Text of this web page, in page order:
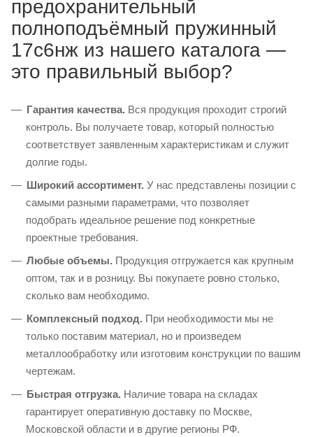
предохранительный
полноподъёмный пружинный
17с6нж из нашего каталога —
это правильный выбор?
Гарантия качества. Вся продукция проходит строгий
контроль. Вы получаете товар, который полностью
соответствует заявленным характеристикам и служит
долгие годы.
Широкий ассортимент. У нас представлены позиции с
самыми разными параметрами, что позволяет
подобрать идеальное решение под конкретные
проектные требования.
Любые объемы. Продукция отгружается как крупным
оптом, так и в розницу. Вы покупаете ровно столько,
сколько вам необходимо.
Комплексный подход. При необходимости мы не
только поставим материал, но и произведем
металлообработку или изготовим конструкции по вашим
чертежам.
Быстрая отгрузка. Наличие товара на складах
гарантирует оперативную доставку по Москве,
Московской области и в другие регионы РФ.